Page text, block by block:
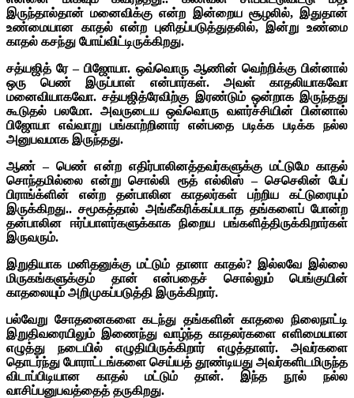
இருந்தால்தான் மனைவிக்கு என்ற இன்றைய சூழலில், இதுதான்
உண்மையான காதல் என்ற புனிதப்படுத்துதலில், இன்று உண்மை
காதல் கசந்து போய்விட்டிருக்கிறது.
சத்யஜித் ரே – பிஜோயா. ஒவ்வொரு ஆணின் வெற்றிக்கு பின்னால்
ஒரு பெண் இருப்பாள் என்பார்கள். அவள் காதலியாகவோ
மனைவியாகவோ. சத்யஜித்ரேவிற்கு இரண்டும் ஒன்றாக இருந்தது
கூடுதல் பலமோ. அவருடைய ஒவ்வொரு வளர்ச்சியின் பின்னால்
பிஜோயா எவ்வாறு பங்காற்றினார் என்பதை படிக்க படிக்க நல்ல
அனுபவமாக இருந்தது.
ஆண் – பெண் என்ற எதிர்பாலினத்தவர்களுக்கு மட்டுமே காதல்
சொந்தமில்லை என்று சொல்லி ரூத் எல்லிஸ் – செசெலின் பேப்
பிராங்க்ளின் என்ற தன்பாலின காதலர்கள் பற்றிய கட்டுரையும்
இருக்கிறது.. சமூகத்தால் அங்கீகரிக்கப்படாத தங்களைப் போன்ற
தன்பாலின ஈர்ப்பாளர்களுக்காக நிறைய பங்களித்திருக்கிறார்கள்
இருவரும்.
இறுதியாக மனிதனுக்கு மட்டும் தானா காதல்? இல்லவே இல்லை
மிருகங்களுக்கும் தான் என்பதைச் சொல்லும் பெங்குயின்
காதலையும் அறிமுகப்படுத்தி இருக்கிறார்.
பல்வேறு சோதனைகளை கடந்து தங்களின் காதலை நிலைநாட்டி
இறுதிவரையிலும் இணைந்து வாழ்ந்த காதலர்களை எளிமையான
எழுத்து நடையில் எழுதியிருக்கிறார் எழுத்தாளர். அவர்களை
தொடர்ந்து போராட்டங்களை செய்யத் தூண்டியது அவர்களிடமிருந்த
விடாப்பிடியான காதல் மட்டும் தான். இந்த நூல் நல்ல
வாசிப்பனுபவத்தைத் தருகிறது.